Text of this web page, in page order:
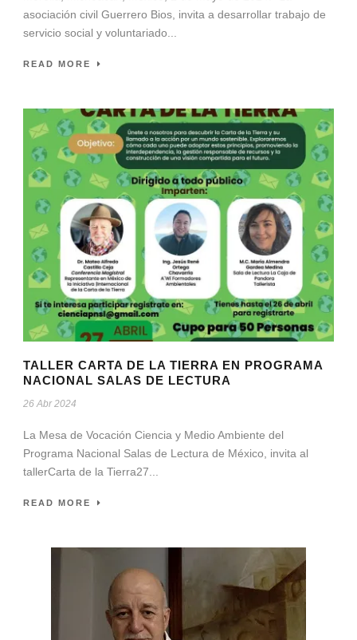
asociación civil Guerrero Bios, invita a desarrollar trabajo de
servicio social y voluntariado...
READ MORE
TALLER CARTA DE LA TIERRA EN PROGRAMA
NACIONAL SALAS DE LECTURA
26 Abr 2024
La Mesa de Vocación Ciencia y Medio Ambiente del
Programa Nacional Salas de Lectura de México, invita al
tallerCarta de la Tierra27...
READ MORE